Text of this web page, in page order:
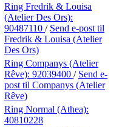
Ring Fredrik & Louisa
(Atelier Des Ors):
90487110 / Send e-post til
Fredrik & Louisa (Atelier
Des Ors)
Ring Companys (Atelier
Rêve): 92039400 / Send e-
post til Companys (Atelier
Rêve)
Ring Normal (Athea):
40810228